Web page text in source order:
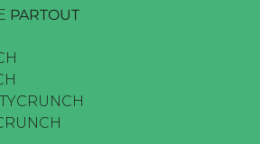
PARTOUT